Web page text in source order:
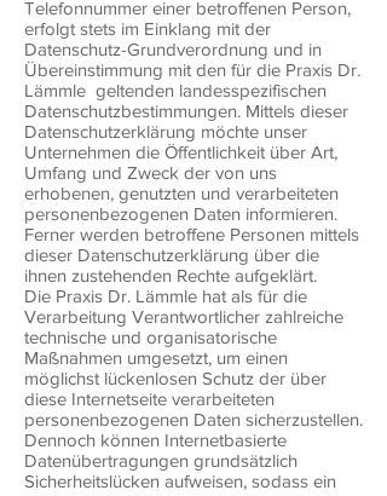
Telefonnummer einer betroffenen Person,
erfolgt stets im Einklang mit der
Datenschutz-Grundverordnung und in
Übereinstimmung mit den für die Praxis Dr.
Lämmle geltenden landesspezifischen
Datenschutzbestimmungen. Mittels dieser
Datenschutzerklärung möchte unser
Unternehmen die Öffentlichkeit über Art,
Umfang und Zweck der von uns
erhobenen, genutzten und verarbeiteten
personenbezogenen Daten informieren.
Ferner werden betroffene Personen mittels
dieser Datenschutzerklärung über die
ihnen zustehenden Rechte aufgeklärt.
Die Praxis Dr. Lämmle hat als für die
Verarbeitung Verantwortlicher zahlreiche
technische und organisatorische
Maßnahmen umgesetzt, um einen
möglichst lückenlosen Schutz der über
diese Internetseite verarbeiteten
personenbezogenen Daten sicherzustellen.
Dennoch können Internetbasierte
Datenübertragungen grundsätzlich
Sicherheitslücken aufweisen, sodass ein